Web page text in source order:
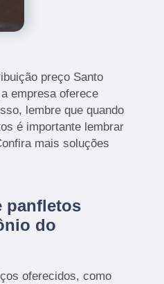
preço Santo
empresa oferece
lembre que quando
é importante lembrar
mais soluções
panfletos
do
oferecidos, como